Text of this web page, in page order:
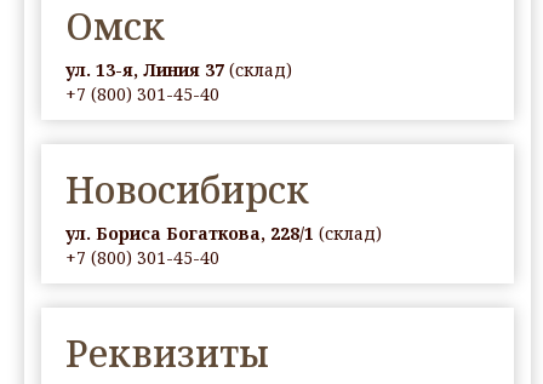
Омск
ул. 13-я, Линия 37 (склад)
+7 (800) 301-45-40
Новосибирск
ул. Бориса Богаткова, 228/1 (склад)
+7 (800) 301-45-40
Реквизиты